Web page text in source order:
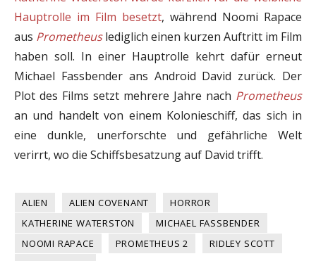
Hauptrolle im Film besetzt, während Noomi Rapace
aus Prometheuslediglich einen kurzen Auftritt im Film
haben soll. In einer Hauptrolle kehrt dafür erneut
Michael Fassbender ans Android David zurück. Der
Plot des Films setzt mehrere Jahre nach Prometheus
an und handelt von einem Kolonieschiff, das sich in
eine dunkle, unerforschte und gefährliche Welt
verirrt, wo die Schiffsbesatzung auf David trifft.
ALIEN ALIEN COVENANT
HORROR
KATHERINE WATERSTON
MICHAEL FASSBENDER
NOOMI RAPACE
PROMETHEUS 2
RIDLEY SCOTT